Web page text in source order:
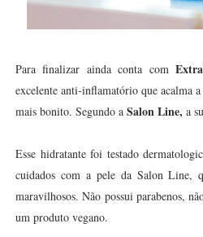
Para finalizar ainda conta com
excelente anti-inflamatório que acalma
mais bonito. Segundo a Salon Line, a
Esse hidratante foi testado
cuidados com a pele da Salon Line,
maravilhosos. Não possui parabenos,
um produto vegano.